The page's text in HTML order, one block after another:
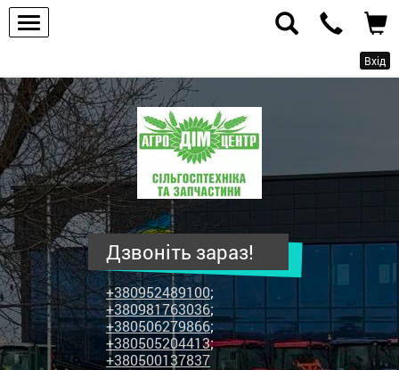
Вхід
ПП
"Агродім-
центр"
-
продаж
сільськогосподарської
техніки
та
запчастин
Дзвоніть зараз!
+380952489100;
+380981763036;
+380506279866;
+380505204413;
+380500137837